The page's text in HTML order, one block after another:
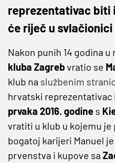
reprezentativac biti
će riječ u
Nakon punih 14 godina u
kluba Zagrebvratio se
klub na službenim
hrvatski reprezentativac
prvaka 2016. godine s
vratiti u klub u kojemu je
bogatoj karijeri Manuel
prvenstva i kupove sa